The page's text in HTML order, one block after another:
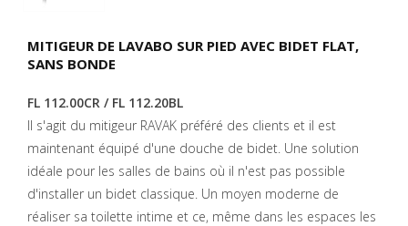
MITIGEUR DE LAVABO SUR PIED AVEC BIDET FLAT,
SANS BONDE
FL 112.00CR / FL 112.20BL
Il s'agit du mitigeur RAVAK préféré des clients et il est
maintenant équipé d'une douche de bidet. Une solution
idéale pour les salles de bains où il n'est pas possible
d'installer un bidet classique. Un moyen moderne de
réaliser sa toilette intime et ce, même dans les espaces les